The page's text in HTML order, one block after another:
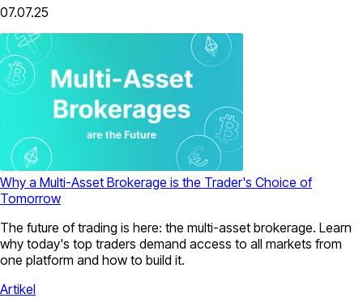
07.07.25
Why a Multi-Asset Brokerage is the Trader's Choice of
Tomorrow
The future of trading is here: the multi-asset brokerage. Learn
why today's top traders demand access to all markets from
one platform and how to build it.
Artikel